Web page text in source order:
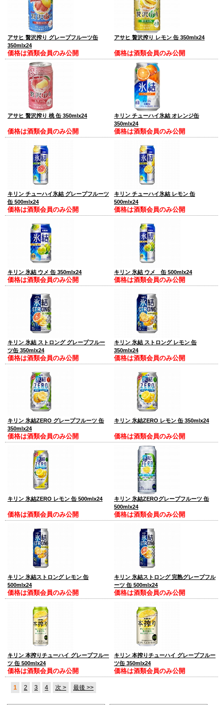
アサヒ 贅沢搾り グレープフルーツ缶
350mlx24
価格は酒類会員のみ公開
アサヒ 贅沢搾り レモン 缶 350mlx24
価格は酒類会員のみ公開
アサヒ 贅沢搾り 桃 缶 350mlx24
価格は酒類会員のみ公開
キリン チューハイ氷結 オレンジ缶
350mlx24
価格は酒類会員のみ公開
キリン チューハイ氷結 グレープフルーツ
缶 500mlx24
価格は酒類会員のみ公開
キリン チューハイ氷結 レモン 缶
500mlx24
価格は酒類会員のみ公開
キリン 氷結 ウメ 缶 350mlx24
価格は酒類会員のみ公開
キリン 氷結 ウメ 缶 500mlx24
価格は酒類会員のみ公開
キリン 氷結 ストロング グレープフルー
ツ缶 350mlx24
価格は酒類会員のみ公開
キリン 氷結 ストロング レモン 缶
350mlx24
価格は酒類会員のみ公開
キリン 氷結ZERO グレープフルーツ 缶
350mlx24
価格は酒類会員のみ公開
キリン 氷結ZERO レモン 缶 350mlx24
価格は酒類会員のみ公開
キリン 氷結ZERO レモン 缶 500mlx24
価格は酒類会員のみ公開
キリン 氷結ZEROグレープフルーツ 缶
500mlx24
価格は酒類会員のみ公開
キリン 氷結ストロング レモン 缶
500mlx24
価格は酒類会員のみ公開
キリン 氷結ストロング 完熟グレープフル
ーツ 缶 500mlx24
価格は酒類会員のみ公開
キリン 本搾りチューハイ グレープフルー
ツ 缶 500mlx24
価格は酒類会員のみ公開
キリン 本搾りチューハイ グレープフルー
ツ缶 350mlx24
価格は酒類会員のみ公開
1 2 3 4 次 > 最後 >>